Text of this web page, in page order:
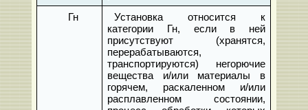
Гн
Установка относится к
категории Гн, если в ней
присутствуют (хранятся,
перерабатываются,
транспортируются) негорючие
вещества и/или материалы в
горячем, раскаленном и/или
расплавленном состоянии,